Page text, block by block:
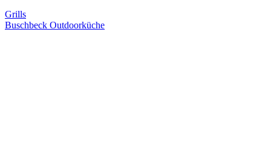
Grills
Buschbeck Outdoorküche